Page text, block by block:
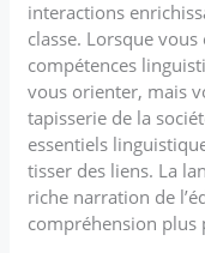
interactions
classe. Lorsque vous
compétences
vous orienter, mais
tapisserie de la
essentiels
tisser des liens. La
riche narration de
compréhension plus